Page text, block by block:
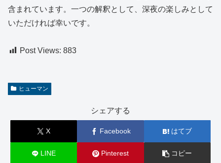
含まれています。一つの解釈として、深夜の楽しみとして
いただければ幸いです。
Post Views: 883
ヒューマン
シェアする
X Facebook はてブ
LINE Pinterest コピー